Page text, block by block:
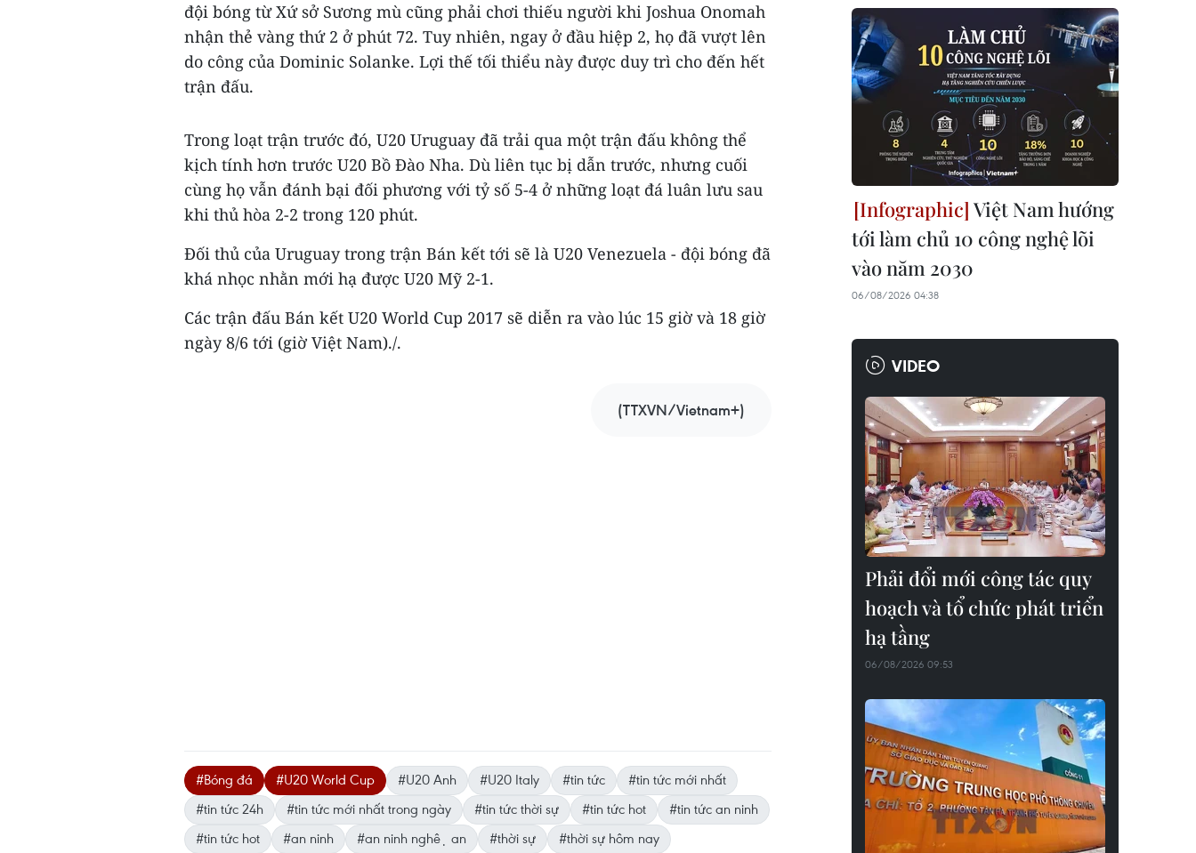
đội bóng từ Xứ sở Sương mù cũng phải chơi thiếu người khi Joshua Onomah
nhận thẻ vàng thứ 2 ở phút 72. Tuy nhiên, ngay ở đầu hiệp 2, họ đã vượt lên
do công của Dominic Solanke. Lợi thế tối thiểu này được duy trì cho đến hết
trận đấu.
Trong loạt trận trước đó, U20 Uruguay đã trải qua một trận đấu không thể
kịch tính hơn trước U20 Bồ Đào Nha. Dù liên tục bị dẫn trước, nhưng cuối
cùng họ vẫn đánh bại đối phương với tỷ số 5-4 ở những loạt đá luân lưu sau
khi thủ hòa 2-2 trong 120 phút.
Đối thủ của Uruguay trong trận Bán kết tới sẽ là U20 Venezuela - đội bóng đã
khá nhọc nhằn mới hạ được U20 Mỹ 2-1.
Các trận đấu Bán kết U20 World Cup 2017 sẽ diễn ra vào lúc 15 giờ và 18 giờ
ngày 8/6 tới (giờ Việt Nam)./.
(TTXVN/Vietnam+)
#Bóng đá #U20 World Cup #U20 Anh #U20 Italy #tin tức
#tin tức mới nhất
#tin tức 24h
#tin tức mới nhất trong ngày #tin tức thời sự #tin tức hot
#tin tức an ninh
#tin tức hot
#an ninh #an ninh nghệ an #thời sự
#thời sự hôm nay
Việt Nam hướng
tới làm chủ 10 công nghệ lõi
vào năm 2030
06/08/2026 04:38
VIDEO
Phải đổi mới công tác quy
hoạch và tổ chức phát triển
hạ tầng
06/08/2026 09:53